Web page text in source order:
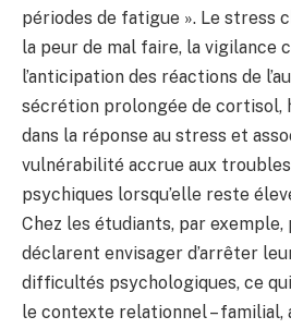
périodes de fatigue ». Le stress
la peur de mal faire, la vigilance
l’anticipation des réactions de
sécrétion prolongée de cortisol,
dans la réponse au stress et
vulnérabilité accrue aux
psychiques lorsqu’elle reste
Chez les étudiants, par exemple,
déclarent envisager d’arrêter
difficultés psychologiques, ce
le contexte relationnel – familial,